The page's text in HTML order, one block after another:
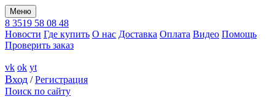
Меню
8 3519 58 08 48
Новости Где купить О нас Доставка Оплата Видео Помощь
Проверить заказ
vk ok yt
Вход /Регистрация
Поиск по сайту